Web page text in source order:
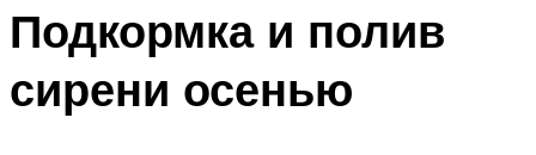
Подкормка и полив
сирени осенью